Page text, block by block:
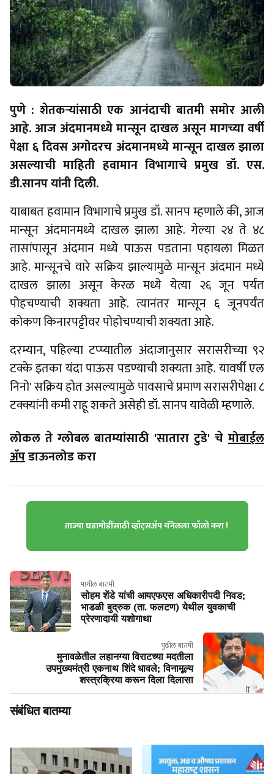
पुणे : शेतकऱ्यांसाठी एक आनंदाची बातमी समोर आली
आहे. आज अंदमानमध्ये मान्सून दाखल असून मागच्या वर्षी
पेक्षा ६ दिवस अगोदरच अंदमानमध्ये मान्सून दाखल झाला
असल्याची माहिती हवामान विभागाचे प्रमुख डॉ. एस.
डी.सानप यांनी दिली.
याबाबत हवामान विभागाचे प्रमुख डॉ. सानप म्हणाले की, आज
मान्सून अंदमानमध्ये दाखल झाला आहे. गेल्या २४ ते ४८
तासांपासून अंदमान मध्ये पाऊस पडताना पहायला मिळत
आहे. मान्सूनचे वारे सक्रिय झाल्यामुळे मान्सून अंदमान मध्ये
दाखल झाला असून केरळ मध्ये येत्या २६ जून पर्यंत
पोहचण्याची शक्यता आहे. त्यानंतर मान्सून ६ जूनपर्यंत
कोकण किनारपट्टीवर पोहोचण्याची शक्यता आहे.
दरम्यान, पहिल्या टप्प्यातील अंदाजानुसार सरासरीच्या ९२
टक्के इतका यंदा पाऊस पडण्याची शक्यता आहे. यावर्षी एल
निनो' सक्रिय होत असल्यामुळे पावसाचे प्रमाण सरासरीपेक्षा ८
टक्क्यांनी कमी राहू शकते असेही डॉ. सानप यावेळी म्हणाले.
लोकल ते ग्लोबल बातम्यांसाठी 'सातारा टुडे' चे मोबाईल
ॲपडाऊनलोड करा
ताज्या घडामोडींसाठी व्हॉट्सॲप चॅनेलला फॉलो करा !
मागील बातमी
सोहम शेंडे यांची आयएफएस अधिकारीपदी निवड;
भाडळी बुद्रुक (ता. फलटण) येथील युवकाची
प्रेरणादायी यशोगाथा
पुढील बातमी
मुनावळेतील लहानग्या विराटच्या मदतीला
उपमुख्यमंत्री एकनाथ शिंदे धावले; विनामूल्य
शस्त्रक्रिया करून दिला दिलासा
संबंधित बातम्या